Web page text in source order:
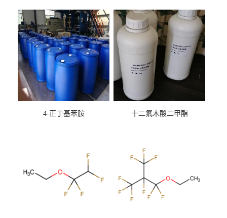
4-正丁基苯胺 十二氟木酸二甲酯